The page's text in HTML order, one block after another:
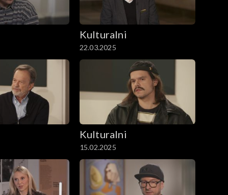
Kulturalni
22.03.2025
Kulturalni
15.02.2025